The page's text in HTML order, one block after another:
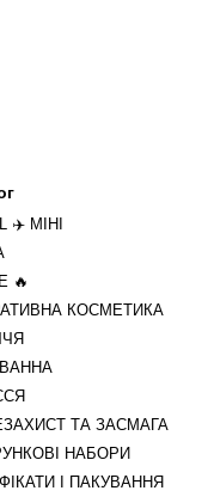
✈️ МІНІ
🔥
КОСМЕТИКА
ВАННА
ТА ЗАСМАГА
НАБОРИ
І ПАКУВАННЯ